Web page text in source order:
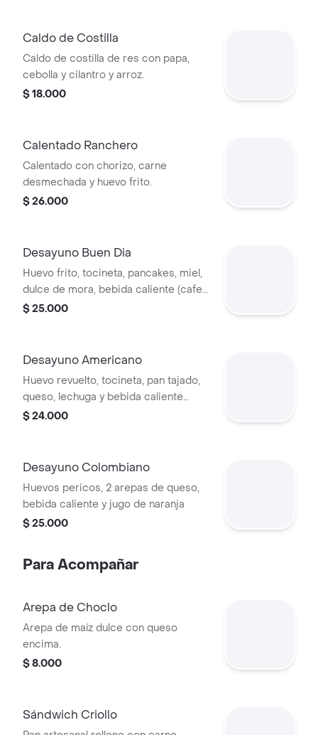
Caldo de Costilla
Caldo de costilla de res con papa,
cebolla y cilantro y arroz.
$ 18.000
Calentado Ranchero
Calentado con chorizo, carne
desmechada y huevo frito.
$ 26.000
Desayuno Buen Dia
Huevo frito, tocineta, pancakes, miel,
dulce de mora, bebida caliente (cafe
negro o con leche).
$ 25.000
Desayuno Americano
Huevo revuelto, tocineta, pan tajado,
queso, lechuga y bebida caliente
acompañado de papas y jugo de
$ 24.000
Desayuno Colombiano
Huevos pericos, 2 arepas de queso,
bebida caliente y jugo de naranja
$ 25.000
Para Acompañar
Arepa de Choclo
Arepa de maíz dulce con queso
encima.
$ 8.000
Sándwich Criollo